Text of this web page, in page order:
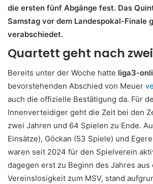
die ersten fünf Abgänge fest. Das
Samstag vor dem Landespokal-Finale
verabschiedet.
Quartett geht nach
Bereits unter der Woche hatte liga3-
bevorstehenden Abschied von Meuer
auch die offizielle Bestätigung da. Für
Innenverteidiger geht die Zeit bei den
zwei Jahren und 64 Spielen zu Ende.
Einsätze), Göckan (53 Spiele) und
waren seit 2024 für den Spielverein
dagegen erst zu Beginn des Jahres aus
Vereinslosigkeit zum MSV, stand